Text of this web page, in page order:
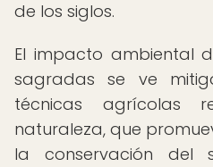
de los siglos.
El impacto ambiental
sagradas se ve
técnicas agrícolas
naturaleza, que
la conservación del